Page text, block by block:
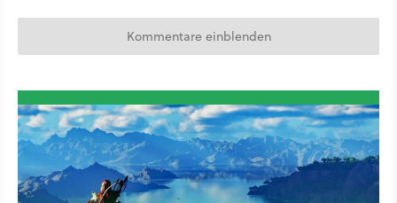
Kommentare einblenden